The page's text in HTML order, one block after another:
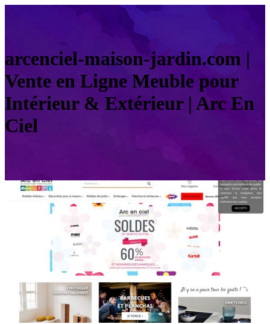
arcenciel-maison-jardin.com |
Vente en Ligne Meuble pour
Intérieur & Extérieur | Arc En
Ciel